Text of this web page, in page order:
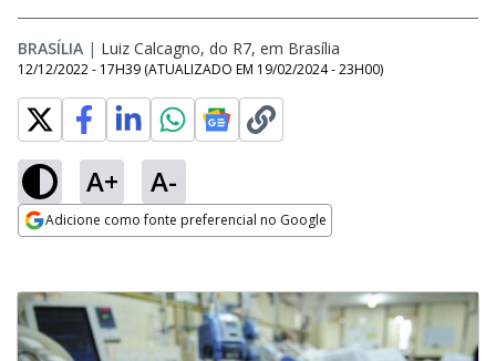
BRASÍLIA | Luiz Calcagno, do R7, em Brasília
12/12/2022 - 17H39 (ATUALIZADO EM 19/02/2024 - 23H00)
A+ A-
Adicione como fonte preferencial no Google